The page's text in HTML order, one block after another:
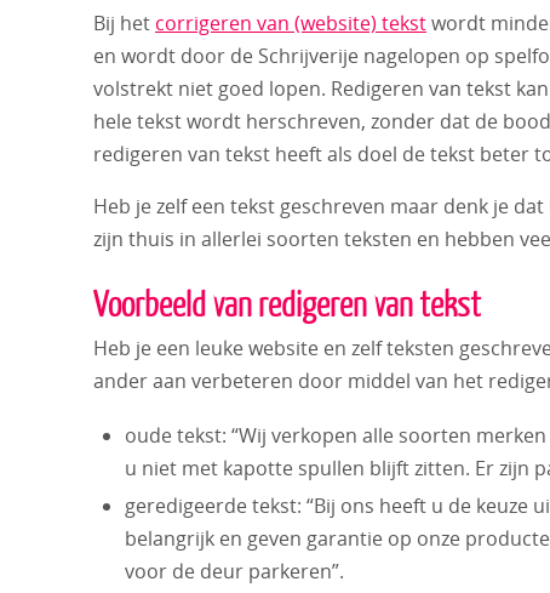
Bij het corrigeren van (website) tekstwordt
en wordt door de Schrijverije nagelopen op
volstrekt niet goed lopen. Redigeren van tekst
hele tekst wordt herschreven, zonder dat de
redigeren van tekst heeft als doel de tekst beter
Heb je zelf een tekst geschreven maar denk je
zijn thuis in allerlei soorten teksten en hebben
Voorbeeld van redigeren van tekst
Heb je een leuke website en zelf teksten
ander aan verbeteren door middel van het
oude tekst: “Wij verkopen alle soorten
u niet met kapotte spullen blijft zitten. Er zijn
geredigeerde tekst: “Bij ons heeft u de keuze
belangrijk en geven garantie op onze
voor de deur parkeren”.